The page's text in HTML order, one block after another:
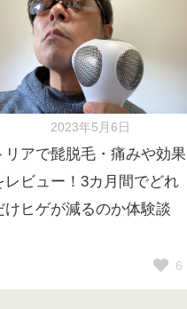
2023年5月6日
リアで髭脱毛・痛みや効果
レビュー！3カ月間でどれ
けヒゲが減るのか体験談
6